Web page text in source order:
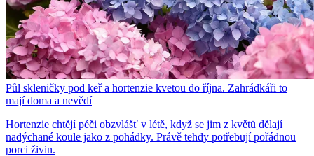
Půl skleničky pod keř a hortenzie kvetou do října. Zahrádkáři to
mají doma a nevědí
Hortenzie chtějí péči obzvlášť v létě, když se jim z květů dělají
nadýchané koule jako z pohádky. Právě tehdy potřebují pořádnou
porci živin.